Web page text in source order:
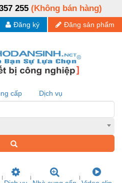
255 (Không bán hàng)
Đăng sản phẩm
Đăng ký
cấp Dịch vụ